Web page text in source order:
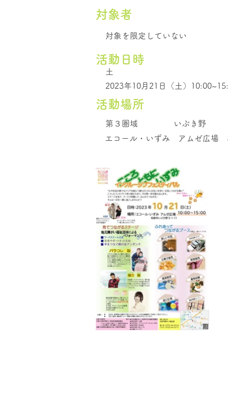
​対象者
対象を限定していない
活動日時
土
2023年10月21日（土）
活動場所
第３圏域
いぶき野
エコール・いずみ アムゼ広場